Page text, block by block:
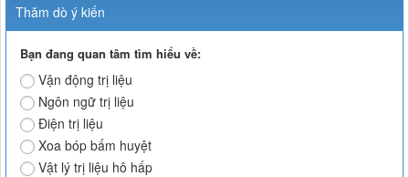
Thăm dò ý kiến
Bạn đang quan tâm tìm hiểu về:
Vận động trị liệu
Ngôn ngữ trị liệu
Điện trị liệu
Xoa bóp bấm huyệt
Vật lý trị liệu hô hấp